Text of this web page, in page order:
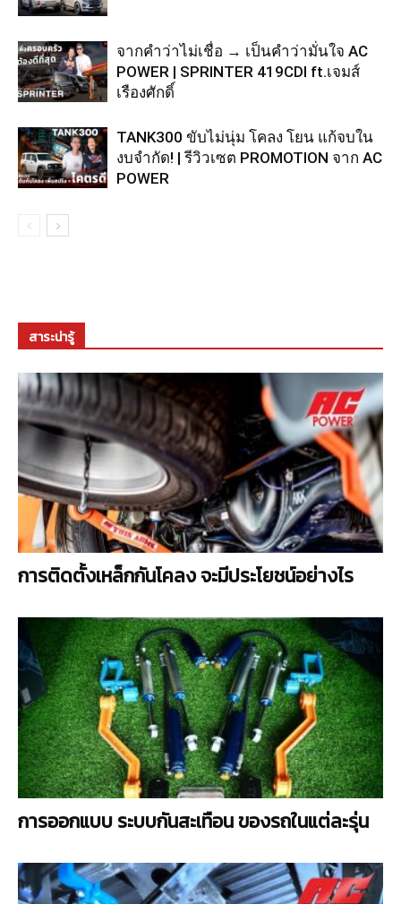
จากคำว่าไม่เชื่อ → เป็นคำว่ามั่นใจ AC
POWER | SPRINTER 419CDI ft.เจมส์
เรืองศักดิ์
TANK300 ขับไม่นุ่ม โคลง โยน แก้จบใน
งบจำกัด! | รีวิวเซต PROMOTION จาก AC
POWER
สาระน่ารู้
การติดตั้งเหล็กกันโคลง จะมีประโยชน์อย่างไร
การออกแบบ ระบบกันสะเทือน ของรถในแต่ละรุ่น